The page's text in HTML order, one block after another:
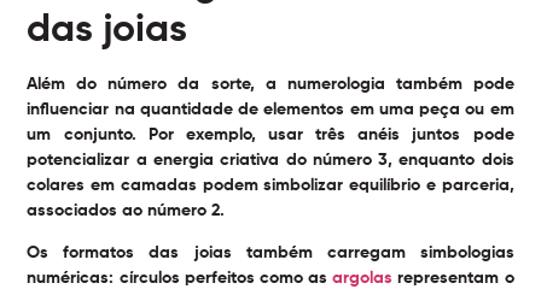
das joias
Além do número da sorte, a numerologia também pode
influenciar na quantidade de elementos em uma peça ou em
um conjunto. Por exemplo, usar três anéis juntos pode
potencializar a energia criativa do número 3, enquanto dois
colares em camadas podem simbolizar equilíbrio e parceria,
associados ao número 2.
Os formatos das joias também carregam simbologias
numéricas: círculos perfeitos como asargolas representam o